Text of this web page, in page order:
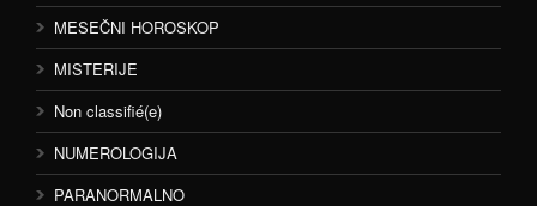
MESEČNI HOROSKOP
MISTERIJE
Non classifié(e)
NUMEROLOGIJA
PARANORMALNO